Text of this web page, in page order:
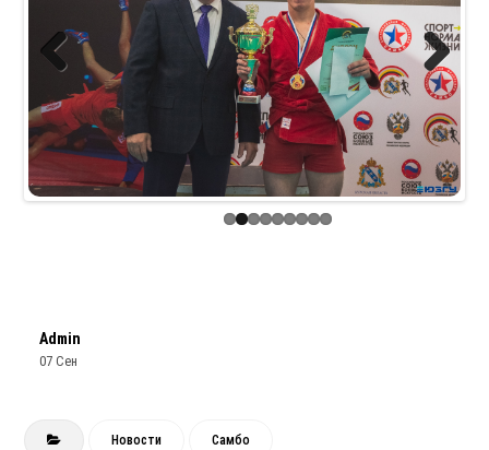
Previous Next
Admin
07 Сен
Новости Самбо